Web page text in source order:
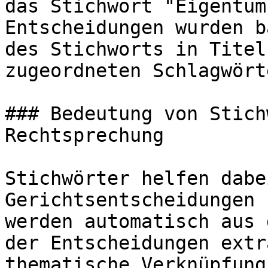
das Stichwort
Entscheidungen wurden
des Stichworts in Titel,
zugeordneten
### Bedeutung von
Rechtsprechung
Stichwörter helfen
werden automatisch
der Entscheidungen